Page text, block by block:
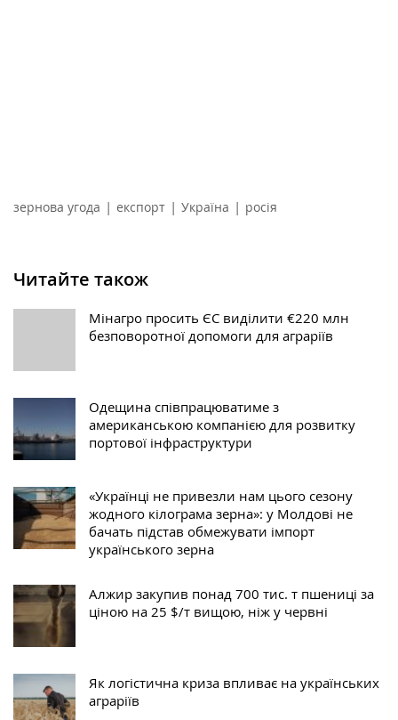
зернова угода | експорт | Україна | росія
Читайте також
Мінагро просить ЄС виділити €220 млн
безповоротної допомоги для аграріїв
Одещина співпрацюватиме з
американською компанією для розвитку
портової інфраструктури
«Українці не привезли нам цього сезону
жодного кілограма зерна»: у Молдові не
бачать підстав обмежувати імпорт
українського зерна
Алжир закупив понад 700 тис. т пшениці за
ціною на 25 $/т вищою, ніж у червні
Як логістична криза впливає на українських
аграріїв